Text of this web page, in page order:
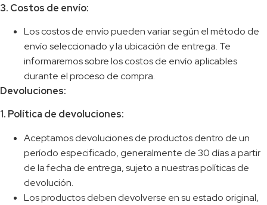
3. Costos de envío:
Los costos de envío pueden variar según el método de
envío seleccionado y la ubicación de entrega. Te
informaremos sobre los costos de envío aplicables
durante el proceso de compra.
Devoluciones:
1. Política de devoluciones:
Aceptamos devoluciones de productos dentro de un
período especificado, generalmente de 30 días a partir
de la fecha de entrega, sujeto a nuestras políticas de
devolución.
Los productos deben devolverse en su estado original,